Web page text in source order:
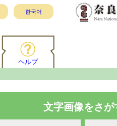
한국어
ヘルプ
文字画像をさが